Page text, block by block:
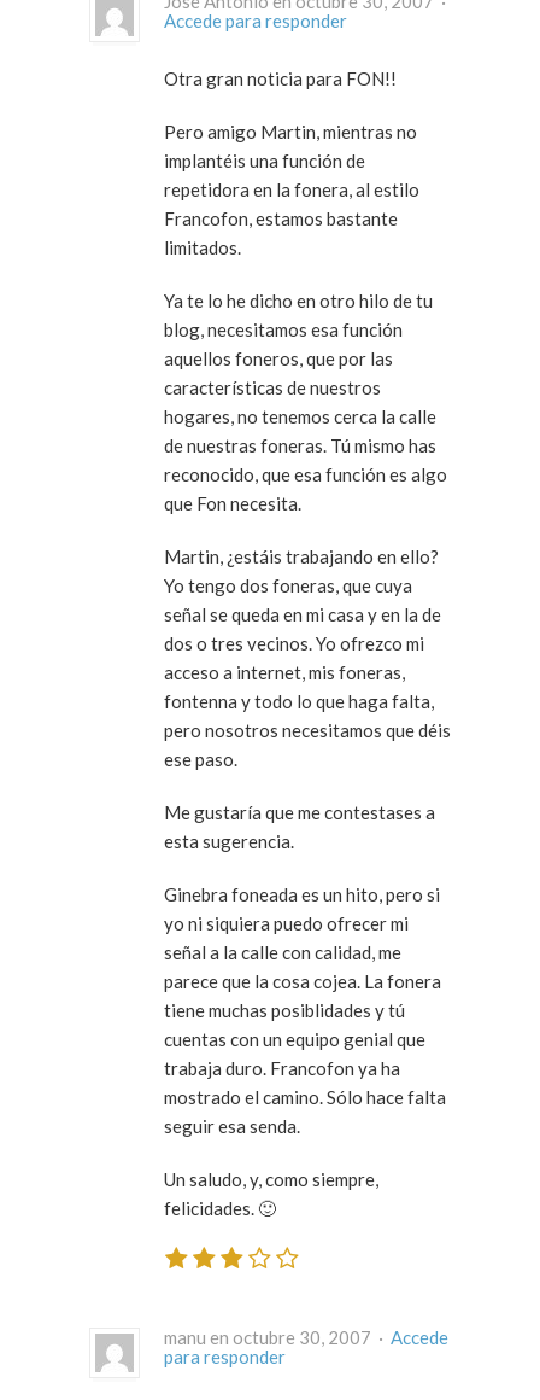
Accede para responder
Otra gran noticia para FON!!
Pero amigo Martin, mientras no
implantéis una función de
repetidora en la fonera, al estilo
Francofon, estamos bastante
limitados.
Ya te lo he dicho en otro hilo de tu
blog, necesitamos esa función
aquellos foneros, que por las
características de nuestros
hogares, no tenemos cerca la calle
de nuestras foneras. Tú mismo has
reconocido, que esa función es algo
que Fon necesita.
Martin, ¿estáis trabajando en ello?
Yo tengo dos foneras, que cuya
señal se queda en mi casa y en la de
dos o tres vecinos. Yo ofrezco mi
acceso a internet, mis foneras,
fontenna y todo lo que haga falta,
pero nosotros necesitamos que déis
ese paso.
Me gustaría que me contestases a
esta sugerencia.
Ginebra foneada es un hito, pero si
yo ni siquiera puedo ofrecer mi
señal a la calle con calidad, me
parece que la cosa cojea. La fonera
tiene muchas posiblidades y tú
cuentas con un equipo genial que
trabaja duro. Francofon ya ha
mostrado el camino. Sólo hace falta
seguir esa senda.
Un saludo, y, como siempre,
felicidades. 🙂
manu en octubre 30, 2007 · Accede
para responder